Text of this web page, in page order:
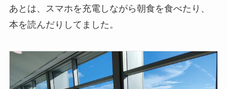
あとは、スマホを充電しながら朝食を食べたり、
本を読んだりしてました。